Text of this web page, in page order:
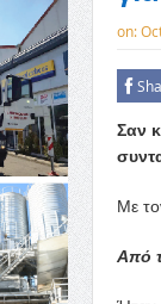
on:
Σαν
Με
Από